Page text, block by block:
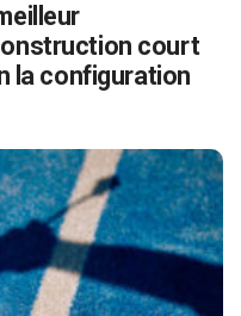
court
la configuration